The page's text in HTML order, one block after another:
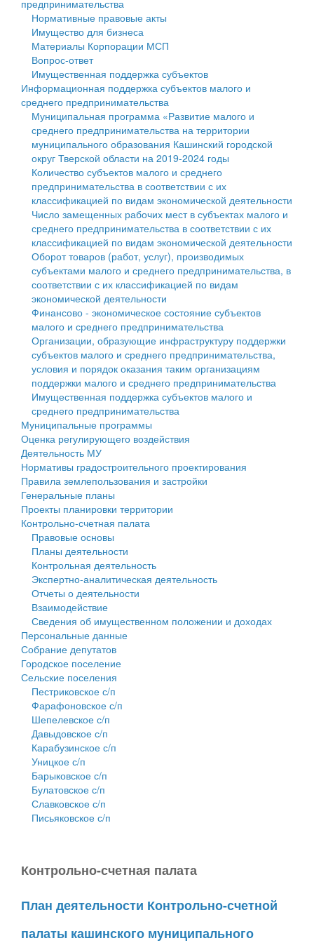
Государственные услуги
Промышленность и АПК
Экономика и бизнес
...
Символика
Устав
Гостям округа
Туризм
Культура
Образование
Здравоохранение
Социальная защита
Фотоальбом
муниципального округа Тверской области
Администрация Кашинского муниципального округа
Тверской области
Управление сельскими территориями
Открытые данные
Работа с обращениями граждан
Муниципальный контроль
Муниципальные услуги
Проекты административных регламентов
Антимонопольный комплаенс
Противодействие коррупции
Финансовое управление
Бюджет для граждан
Имущество
Выявление правообладателей ранее учтенных
объектов недвижимости
Имущественная поддержка субъектов малого и
среднего предпринимательства
Информационная поддержка субъектов малого и
среднего предпринимательства
Муниципальные программы
Контрольно-счетная палата
Персональные данные
Оценка регулирующего воздействия
Деятельность МУ
Нормативы градостроительного проектирования
Правила землепользования и застройки
Генеральные планы
Проекты планировки территории
Собрание депутатов
Городское поселение
Сельские поселения
предпринимательства
Нормативные правовые акты
Имущество для бизнеса
Материалы Корпорации МСП
Вопрос-ответ
Имущественная поддержка субъектов
Информационная поддержка субъектов малого и
среднего предпринимательства
Муниципальная программа «Развитие малого и
среднего предпринимательства на территории
муниципального образования Кашинский городской
округ Тверской области на 2019-2024 годы
Количество субъектов малого и среднего
предпринимательства в соответствии с их
классификацией по видам экономической деятельности
Число замещенных рабочих мест в субъектах малого и
среднего предпринимательства в соответствии с их
классификацией по видам экономической деятельности
Оборот товаров (работ, услуг), производимых
субъектами малого и среднего предпринимательства, в
соответствии с их классификацией по видам
экономической деятельности
Финансово - экономическое состояние субъектов
малого и среднего предпринимательства
Организации, образующие инфраструктуру поддержки
субъектов малого и среднего предпринимательства,
условия и порядок оказания таким организациям
поддержки малого и среднего предпринимательства
Имущественная поддержка субъектов малого и
среднего предпринимательства
Муниципальные программы
Оценка регулирующего воздействия
Деятельность МУ
Нормативы градостроительного проектирования
Правила землепользования и застройки
Генеральные планы
Проекты планировки территории
Контрольно-счетная палата
Правовые основы
Планы деятельности
Контрольная деятельность
Экспертно-аналитическая деятельность
Отчеты о деятельности
Взаимодействие
Сведения об имущественном положении и доходах
Персональные данные
Собрание депутатов
Городское поселение
Сельские поселения
Пестриковское с/п
Фарафоновское с/п
Шепелевское с/п
Давыдовское с/п
Карабузинское с/п
Уницкое с/п
Барыковское с/п
Булатовское с/п
Славковское с/п
Письяковское с/п
Контрольно-счетная палата
План деятельности Контрольно-счетной
палаты кашинского муниципального